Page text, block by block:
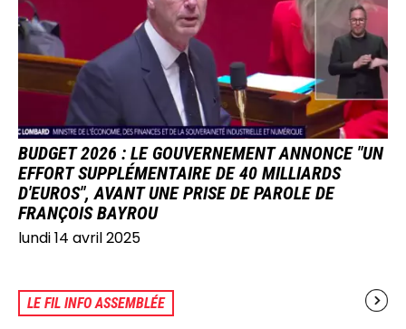
BUDGET 2026 : LE GOUVERNEMENT ANNONCE "UN
EFFORT SUPPLÉMENTAIRE DE 40 MILLIARDS
D'EUROS", AVANT UNE PRISE DE PAROLE DE
FRANÇOIS BAYROU
lundi 14 avril 2025
LE FIL INFO ASSEMBLÉE